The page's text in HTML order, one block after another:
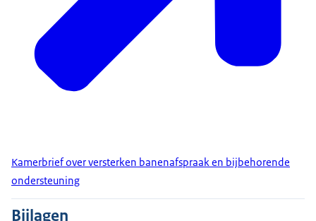
Kamerbrief over versterken banenafspraak en bijbehorende
ondersteuning
Bijlagen